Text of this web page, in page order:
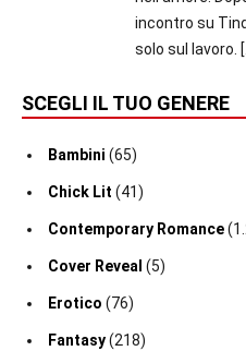
incontro su
solo sul lavoro.
SCEGLI IL TUO GENERE
Bambini (65)
Chick Lit (41)
Contemporary Romance
Cover Reveal (5)
Erotico (76)
Fantasy(218)